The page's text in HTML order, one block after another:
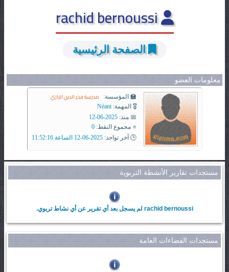
rachid bernoussi
الصفحة الرئيسية
معلومات العضو
🏫 المؤسسة: مدرسة فخر الدين الرازي
🎖️ المهمة: Néant
📅 منذ: 2025-06-12
⭐ مجموع النقط: 0
🕒 آخر تواجد: 2025-06-12 الساعة 11:52:16
مستجدات تقارير الأنشطة التربوية
rachid bernoussi لم يسجل بعد أي تقرير عن أي نشاط تربوي.
مستجدات الفضاءات العامة